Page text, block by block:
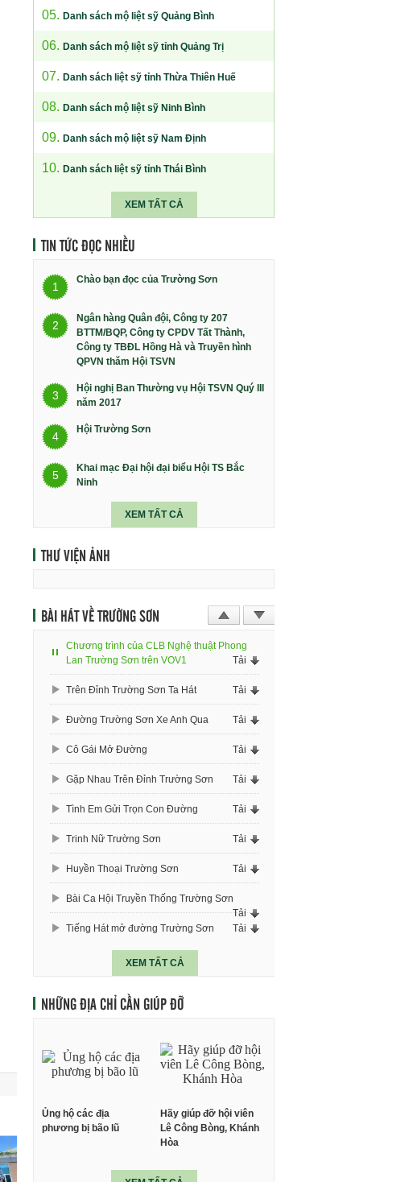
05. Danh sách mộ liệt sỹ Quảng Bình
06. Danh sách mộ liệt sỹ tỉnh Quảng Trị
07. Danh sách liệt sỹ tỉnh Thừa Thiên Huế
08. Danh sách mộ liệt sỹ Ninh Bình
09. Danh sách mộ liệt sỹ Nam Định
10. Danh sách liệt sỹ tỉnh Thái Bình
XEM TẤT CẢ
TIN TỨC ĐỌC NHIỀU
1
Chào bạn đọc của Trường Sơn
2
Ngân hàng Quân đội, Công ty 207
BTTM/BQP, Công ty CPDV Tất Thành,
Công ty TBĐL Hồng Hà và Truyền hình
QPVN thăm Hội TSVN
3
Hội nghị Ban Thường vụ Hội TSVN Quý III
năm 2017
4
Hội Trường Sơn
5
Khai mạc Đại hội đại biểu Hội TS Bắc
Ninh
XEM TẤT CẢ
THƯ VIỆN ẢNH
BÀI HÁT VỀ TRƯỜNG SƠN
Chương trình của CLB Nghệ thuật Phong
Lan Trường Sơn trên VOV1
Tải
Trên Đỉnh Trường Sơn Ta Hát Tải
Đường Trường Sơn Xe Anh Qua Tải
Cô Gái Mở Đường Tải
Gặp Nhau Trên Đỉnh Trường Sơn Tải
Tình Em Gửi Trọn Con Đường Tải
Trinh Nữ Trường Sơn Tải
Huyền Thoại Trường Sơn Tải
Bài Ca Hội Truyền Thống Trường Sơn
Tải
Tiếng Hát mở đường Trường Sơn
Tải
XEM TẤT CẢ
NHỮNG ĐỊA CHỈ CẦN GIÚP ĐỠ
Ủng hộ các địa
phương bị bão lũ
Hãy giúp đỡ hội viên
Lê Công Bòng, Khánh
Hòa